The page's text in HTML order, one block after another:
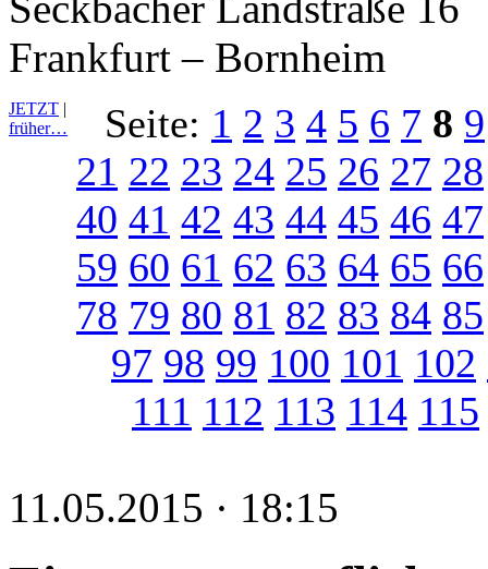
Frankfurt – Bornheim
JETZT |
früher…
Seite: 1 2 3 4 5 6 7 8 9
21 22 23 24 25 26 27 28
40 41 42 43 44 45 46 47
59 60 61 62 63 64 65 66
78 79 80 81 82 83 84 85
97 98 99 100 101 102
111 112 113 114 115
11.05.2015 · 18:15